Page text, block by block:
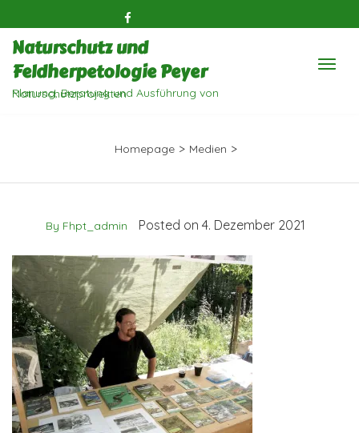
Naturschutz und
Feldherpetologie Peyer
Planung, Beratung und Ausführung von Naturschutzprojekten
Homepage > Medien >
By Fhpt_admin Posted on 4. Dezember 2021